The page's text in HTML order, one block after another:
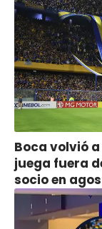
Boca volvió
juega fuera
socio en